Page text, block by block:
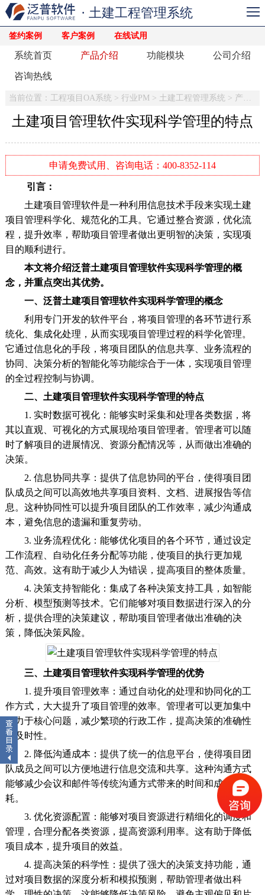
签约案例 客户案例 在线试用
· 土建工程管理系统
系统首页 产品介绍 功能模块 公司介绍
咨询热线
当前位置： 工程项目OA系统 > 行业PM> 土建工程管理系统 > 产品介绍
土建项目管理软件实现科学管理的特点
申请免费试用、咨询电话：400-8352-114
引言：
土建项目管理软件是一种利用信息技术手段来实现土建
项目管理科学化、规范化的工具。它通过整合资源，优化流
程，提升效率，帮助项目管理者做出更明智的决策，实现项
目的顺利进行。
本文将介绍泛普土建项目管理软件实现科学管理的概
念，并重点突出其优势。
一、泛普土建项目管理软件实现科学管理的概念
利用专门开发的软件平台，将项目管理的各环节进行系
统化、集成化处理，从而实现项目管理过程的科学化管理。
它通过信息化的手段，将项目团队的信息共享、业务流程的
协同、决策分析的智能化等功能综合于一体，实现项目管理
的全过程控制与协调。
二、土建项目管理软件实现科学管理的特点
1. 实时数据可视化：能够实时采集和处理各类数据，将
其以直观、可视化的方式展现给项目管理者。管理者可以随
时了解项目的进展情况、资源分配情况等，从而做出准确的
决策。
2. 信息协同共享：提供了信息协同的平台，使得项目团
队成员之间可以高效地共享项目资料、文档、进展报告等信
息。这种协同性可以提升项目团队的工作效率，减少沟通成
本，避免信息的遗漏和重复劳动。
3. 业务流程优化：能够优化项目的各个环节，通过设定
工作流程、自动化任务分配等功能，使项目的执行更加规
范、高效。这有助于减少人为错误，提高项目的整体质量。
4. 决策支持智能化：集成了各种决策支持工具，如智能
分析、模型预测等技术。它们能够对项目数据进行深入的分
析，提供合理的决策建议，帮助项目管理者做出准确的决
策，降低决策风险。
三、土建项目管理软件实现科学管理的优势
1. 提升项目管理效率：通过自动化的处理和协同化的工
作方式，大大提升了项目管理的效率。管理者可以更加集中
精力于核心问题，减少繁琐的行政工作，提高决策的准确性
和及时性。
2. 降低沟通成本：提供了统一的信息平台，使得项目团
队成员之间可以方便地进行信息交流和共享。这种沟通方式
能够减少会议和邮件等传统沟通方式带来的时间和成本消
耗。
3. 优化资源配置：能够对项目资源进行精细化的调度和
管理，合理分配各类资源，提高资源利用率。这有助于降低
项目成本，提升项目的效益。
4. 提高决策的科学性：提供了强大的决策支持功能，通
过对项目数据的深度分析和模拟预测，帮助管理者做出科